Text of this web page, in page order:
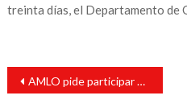
treinta días, el Departamento de
Navegación
entradas
AMLO pide participar en consulta de revocación de mandato y terminar con guerra sucia